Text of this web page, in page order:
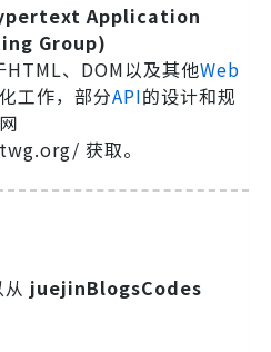
Application
Group)
HTML、DOM以及其他Web
工作，部分API的设计和规
获取。
juejinBlogsCodes